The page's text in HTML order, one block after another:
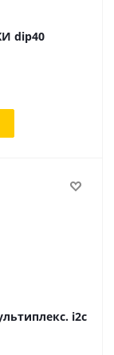
ICM7211AMIPL драйвер 4р ЖКИ dip40